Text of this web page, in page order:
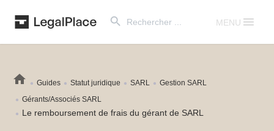
for:
MENU
Guides Statut juridique SARL
Gestion SARL
Gérants/Associés SARL
Le remboursement de frais du gérant de SARL